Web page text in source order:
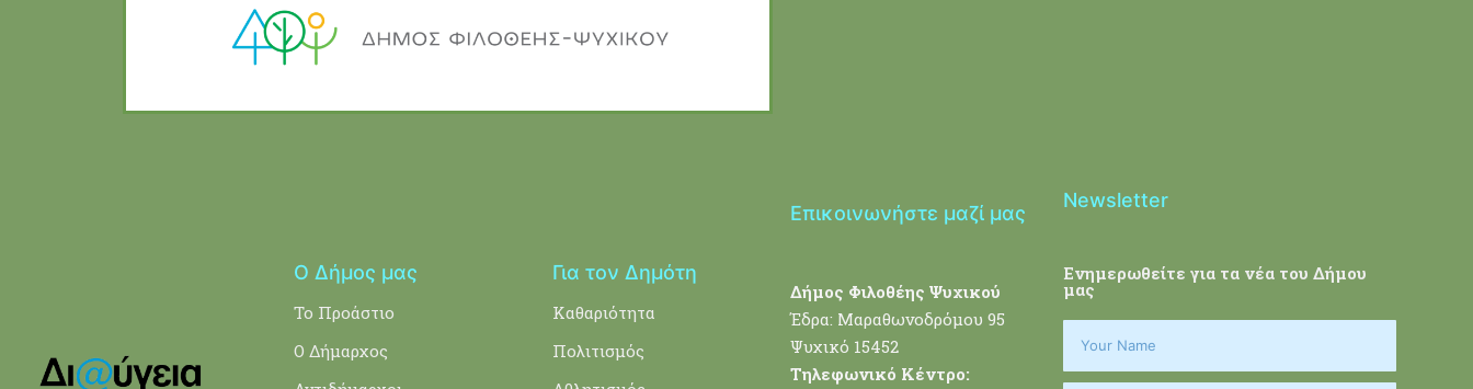
Ο Δήμος μας
Το Προάστιο
Ο Δήμαρχος
Για τον Δημότη
Καθαριότητα
Πολιτισμός
Επικοινωνήστε μαζί μας
Δήμος Φιλοθέης Ψυχικού
Έδρα: Μαραθωνοδρόμου 95
Ψυχικό 15452
Τηλεφωνικό Κέντρο:
Newsletter
Ενημερωθείτε για τα νέα του Δήμου
μας